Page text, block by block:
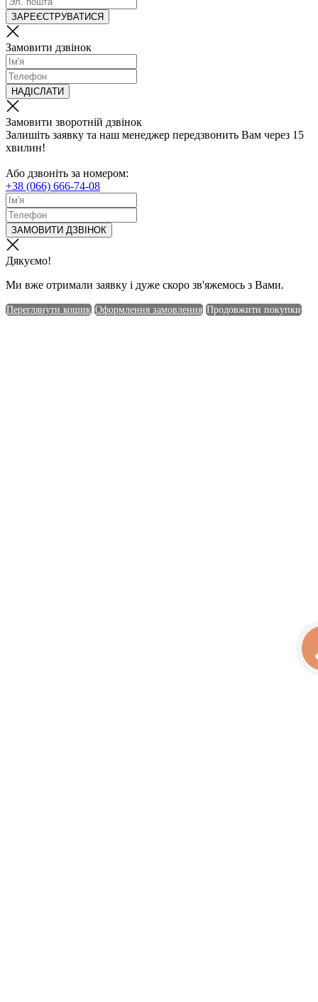
ЗАРЕЄСТРУВАТИСЯ
Замовити дзвінок
НАДІСЛАТИ
Замовити зворотній дзвінок
Залишіть заявку та наш менеджер передзвонить Вам через 15
хвилин!
Або дзвоніть за номером:
+38 (066) 666-74-08
ЗАМОВИТИ ДЗВІНОК
Дякуємо!
Ми вже отримали заявку і дуже скоро зв'яжемось з Вами.
Переглянути кошик Оформлення замовлення Продовжити покупки